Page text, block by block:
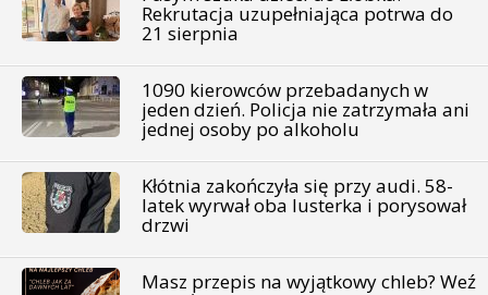
Rekrutacja uzupełniająca potrwa do
21 sierpnia
1090 kierowców przebadanych w
jeden dzień. Policja nie zatrzymała ani
jednej osoby po alkoholu
Kłótnia zakończyła się przy audi. 58-
latek wyrwał oba lusterka i porysował
drzwi
Masz przepis na wyjątkowy chleb? Weź